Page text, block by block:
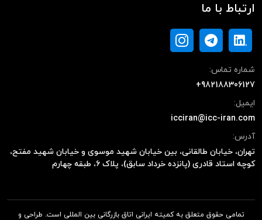
ارتباط با ما
شماره تماس:
+982188306127
ایمیل:
icciran@icc-iran.com
آدرس:
تهران، خیابان طالقانی، بین خیابان شهید موسوی و خیابان شهید مفتح،
کوچه استاد قادری (پانزده خرداد سابق)، پلاک ۶، طبقه چهارم
تمامی حقوق متعلق به کمیته ایرانی اتاق بازرگانی بین المللی است. طراحی و